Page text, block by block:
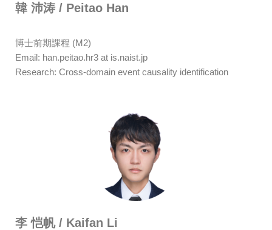
韓 沛涛 / Peitao Han
博士前期課程 (M2)
Email: han.peitao.hr3 at is.naist.jp
Research: Cross-domain event causality identification
李 恺帆 / Kaifan Li